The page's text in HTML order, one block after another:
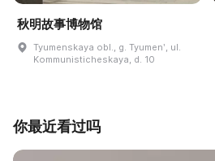
秋明故事博物馆
Tyumenskaya obl., g. Tyumenʹ, ul.
Kommunisticheskaya, d. 10
你最近看过吗